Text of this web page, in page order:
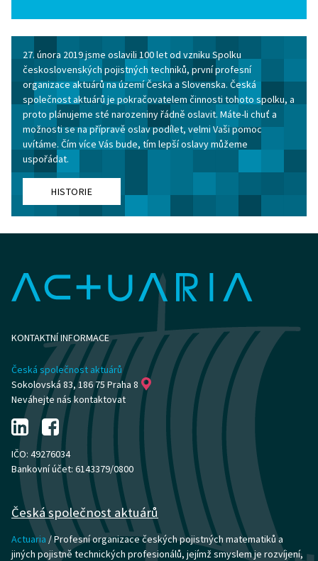
27. února 2019 jsme oslavili 100 let od vzniku Spolku
československých pojistných techniků, první profesní
organizace aktuárů na území Česka a Slovenska. Česká
společnost aktuárů je pokračovatelem činnosti tohoto spolku, a
proto plánujeme sté narozeniny řádně oslavit. Máte-li chuť a
možnosti se na přípravě oslav podílet, velmi Vaši pomoc
uvítáme. Čím více Vás bude, tím lepší oslavy můžeme
uspořádat.
HISTORIE
KONTAKTNÍ INFORMACE
Česká společnost aktuárů
Sokolovská 83, 186 75 Praha 8
Neváhejte nás kontaktovat
IČO: 49276034
Bankovní účet: 6143379/0800
Česká společnost aktuárů
Actuaria / Profesní organizace českých pojistných matematiků a
jiných pojistně technických profesionálů, jejímž smyslem je rozvíjení,